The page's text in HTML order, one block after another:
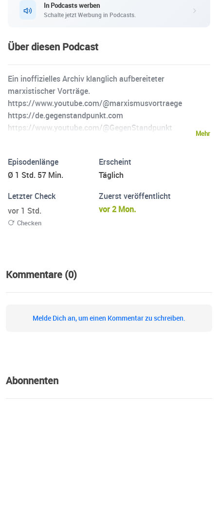
In Podcasts werben
Schalte jetzt Werbung in Podcasts.
Über diesen Podcast
Ein inoffizielles Archiv klanglich aufbereiteter
marxistischer Vorträge.
https://www.youtube.com/@marxismusvortraege
https://de.gegenstandpunkt.com
https://www.youtube.com/@GegenStandpunkt
https://kk-gruppe.net https://www.youtube.com/@kk-
gruppeberlin7993 Auch auf YouTube verfügbar:
Mehr
Episodenlänge
Ø 1 Std. 57 Min.
Erscheint
Täglich
Letzter Check
vor 1 Std.
Checken
Zuerst veröffentlicht
vor 2 Mon.
Kommentare (0)
Melde Dich an, um einen Kommentar zu schreiben.
Abonnenten